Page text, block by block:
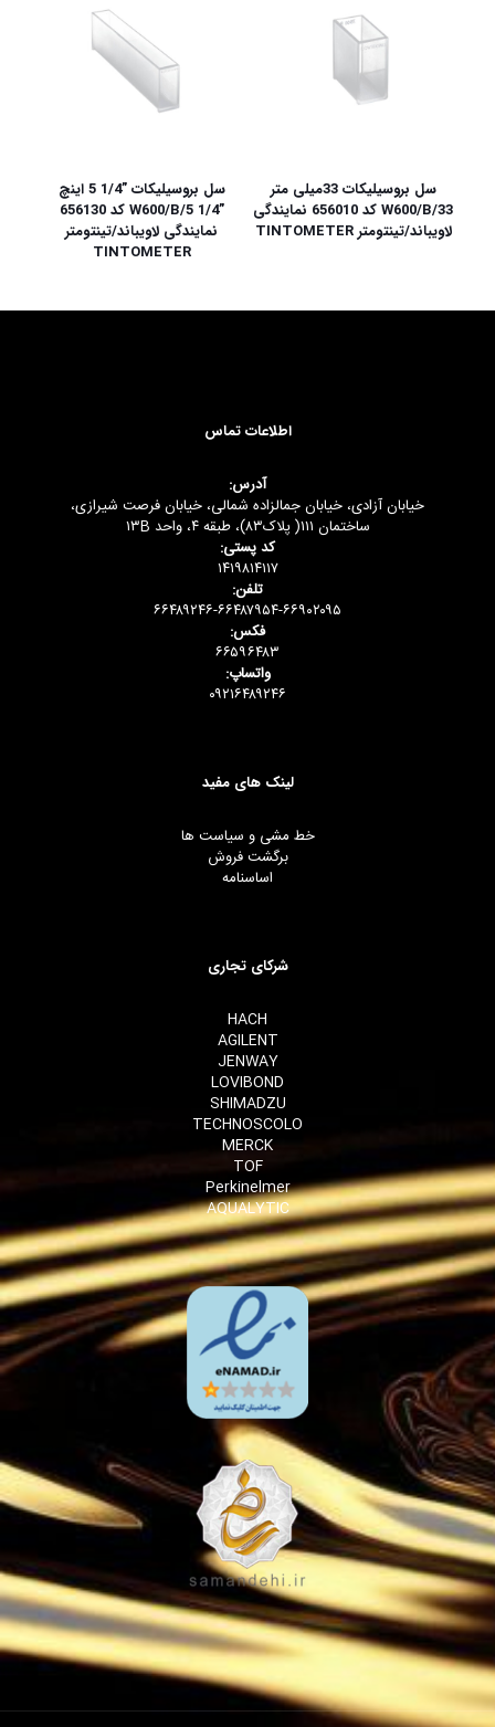
سل بروسیلیکات 33میلی متر
W600/B/33 کد 656010 نمایندگی
لاویباند/تینتومتر TINTOMETER
سل بروسیلیکات ”1/4 5 اینچ
”W600/B/5 1/4 کد 656130
نمایندگی لاویباند/تینتومتر
TINTOMETER
اطلاعات تماس
آدرس:
خیابان آزادی، خیابان جمالزاده شمالی، خیابان فرصت شیرازی،
ساختمان ۱۱۱( پلاک۸۳)، طبقه ۴، واحد ۱۳B
کد پستی:
۱۴۱۹۸۱۴۱۱۷
تلفن:
۶۶۴۸۹۲۴۶-۶۶۴۸۷۹۵۴-۶۶۹۰۲۰۹۵
فکس:
۶۶۵۹۶۴۸۳
واتساپ:
۰۹۲۱۶۴۸۹۲۴۶
لینک های مفید
خط مشی و سیاست ها
برگشت فروش
اساسنامه
شرکای تجاری
HACH
AGILENT
JENWAY
LOVIBOND
SHIMADZU
TECHNOSCOLO
MERCK
TOF
Perkinelmer
AQUALYTIC